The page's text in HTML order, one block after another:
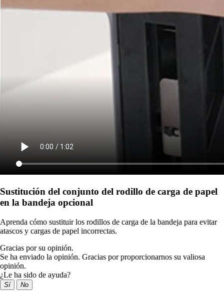
Sustitución del conjunto del rodillo de carga de papel
en la bandeja opcional
Aprenda cómo sustituir los rodillos de carga de la bandeja para evitar
atascos y cargas de papel incorrectas.
Gracias por su opinión.
Se ha enviado la opinión. Gracias por proporcionarnos su valiosa
opinión.
¿Le ha sido de ayuda?
Sí No